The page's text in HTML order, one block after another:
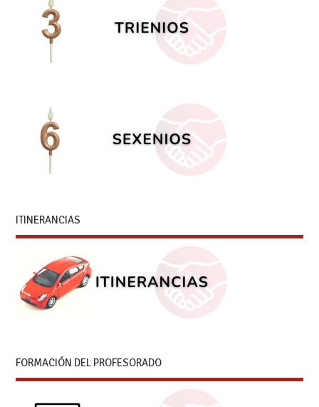
ITINERANCIAS
FORMACIÓN DEL PROFESORADO